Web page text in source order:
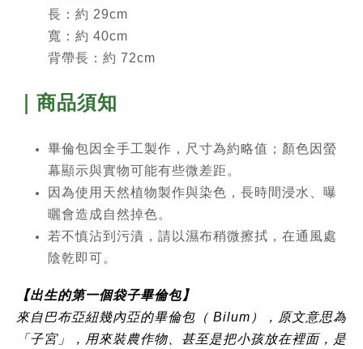
長：約 29cm
寬：約 40cm
背帶長：約 72cm
｜商品須知
畢倫包因全手工製作，尺寸為約略值；顏色因螢
幕顯示與實物可能有些微差距。
因為使用天然植物製作與染色，長時間浸水、曝
曬會造成自然掉色。
若不慎沾到污漬，請以濕布稍微擦拭，在通風處
陰乾即可。
【出生的第一個袋子畢倫包】
來自巴布亞紐幾內亞的畢倫包（ Bilum），原文意思為
「子宮」，用來裝農作物、甚至是把小孩放在裡面，是